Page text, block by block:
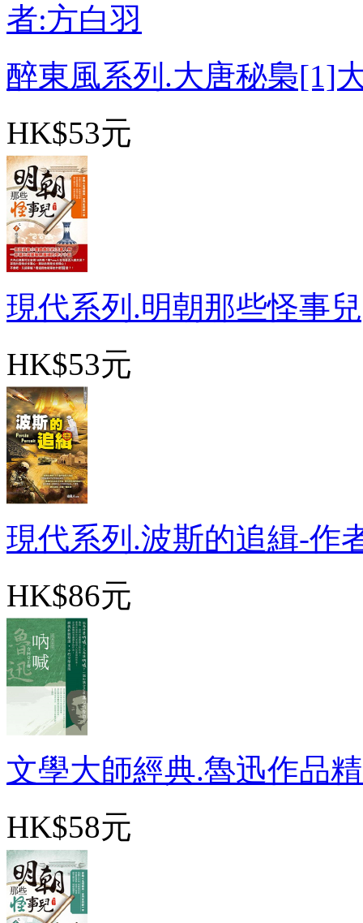
醉東風系列.大唐秘梟[1]
HK$53元
現代系列.明朝那些怪事
HK$53元
現代系列.波斯的追緝-作
HK$86元
文學大師經典.魯迅作品
HK$58元